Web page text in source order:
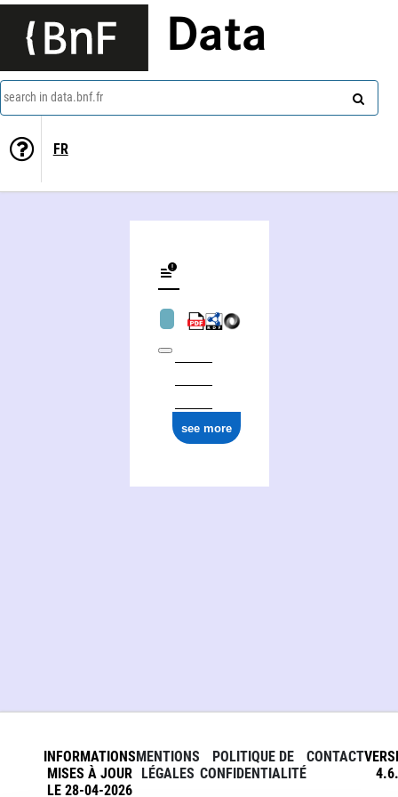
Data
search in data.bnf.fr
FR
see more
INFORMATIONS
MISES À JOUR
LE 28-04-2026
MENTIONS
LÉGALES
POLITIQUE DE
CONFIDENTIALITÉ
CONTACT